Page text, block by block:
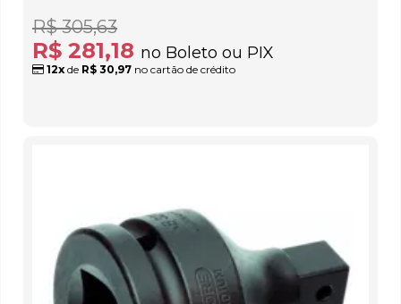
R$ 281,18 no Boleto ou PIX
R$ 305,63
12x de R$ 30,97 no cartão de crédito